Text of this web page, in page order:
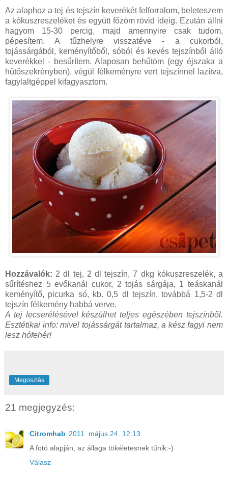
Az alaphoz a tej és tejszín keverékét felforralom, beleteszem
a kókuszreszeléket és együtt főzöm rövid ideig. Ezután állni
hagyom 15-30 percig, majd amennyire csak tudom,
pépesítem. A tűzhelyre visszatéve - a cukorból,
tojássárgából, keményítőből, sóból és kevés tejszínből álló
keverékkel - besűrítem. Alaposan behűtöm (egy éjszaka a
hűtőszekrényben), végül félkeményre vert tejszínnel lazítva,
fagylaltgéppel kifagyasztom.
Hozzávalók: 2 dl tej, 2 dl tejszín, 7 dkg kókuszreszelék, a
sűrítéshez 5 evőkanál cukor, 2 tojás sárgája, 1 teáskanál
keményítő, picurka só, kb. 0,5 dl tejszín, továbbá 1,5-2 dl
tejszín félkemény habbá verve.
A tej lecserélésével készülhet teljes egészében tejszínből.
Esztétikai info: mivel tojássárgát tartalmaz, a kész fagyi nem
lesz hófehér!
Megosztás
21 megjegyzés:
Citromhab 2011. május 24. 12:13
A fotó alapján, az állaga tökéletesnek tűnik:-)
Válasz